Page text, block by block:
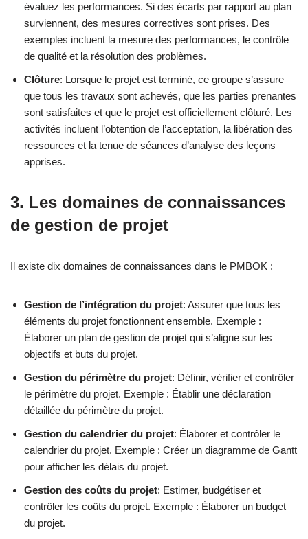
évaluez les performances. Si des écarts par rapport au plan
surviennent, des mesures correctives sont prises. Des
exemples incluent la mesure des performances, le contrôle
de qualité et la résolution des problèmes.
Clôture: Lorsque le projet est terminé, ce groupe s’assure
que tous les travaux sont achevés, que les parties prenantes
sont satisfaites et que le projet est officiellement clôturé. Les
activités incluent l’obtention de l’acceptation, la libération des
ressources et la tenue de séances d’analyse des leçons
apprises.
3. Les domaines de connaissances
de gestion de projet
Il existe dix domaines de connaissances dans le PMBOK :
Gestion de l’intégration du projet: Assurer que tous les
éléments du projet fonctionnent ensemble. Exemple :
Élaborer un plan de gestion de projet qui s’aligne sur les
objectifs et buts du projet.
Gestion du périmètre du projet: Définir, vérifier et contrôler
le périmètre du projet. Exemple : Établir une déclaration
détaillée du périmètre du projet.
Gestion du calendrier du projet: Élaborer et contrôler le
calendrier du projet. Exemple : Créer un diagramme de Gantt
pour afficher les délais du projet.
Gestion des coûts du projet: Estimer, budgétiser et
contrôler les coûts du projet. Exemple : Élaborer un budget
du projet.